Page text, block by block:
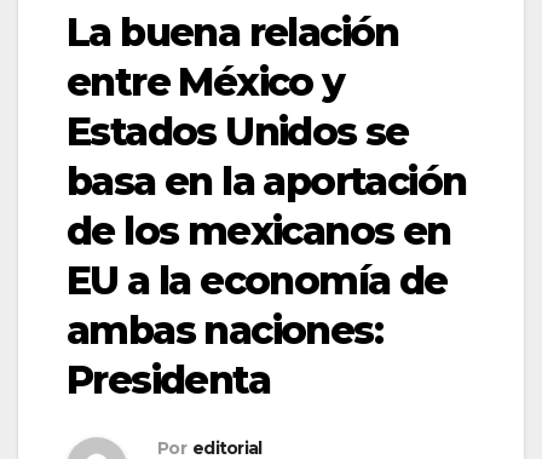
La buena relación
entre México y
Estados Unidos se
basa en la aportación
de los mexicanos en
EU a la economía de
ambas naciones:
Presidenta
Por editorial